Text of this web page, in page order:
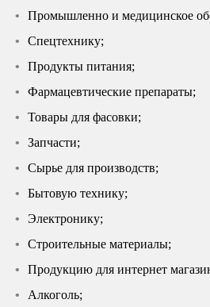
Промышленно и медицинское
Спецтехнику;
Продукты питания;
Фармацевтические препараты;
Товары для фасовки;
Запчасти;
Сырье для производств;
Бытовую технику;
Электронику;
Строительные материалы;
Продукцию для интернет
Алкоголь;